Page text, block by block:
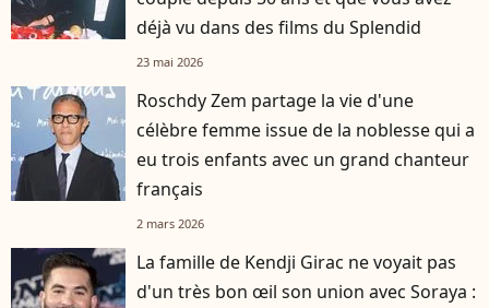
déjà vu dans des films du Splendid
23 mai 2026
Roschdy Zem partage la vie d'une
célèbre femme issue de la noblesse qui a
eu trois enfants avec un grand chanteur
français
2 mars 2026
La famille de Kendji Girac ne voyait pas
d'un très bon œil son union avec Soraya :